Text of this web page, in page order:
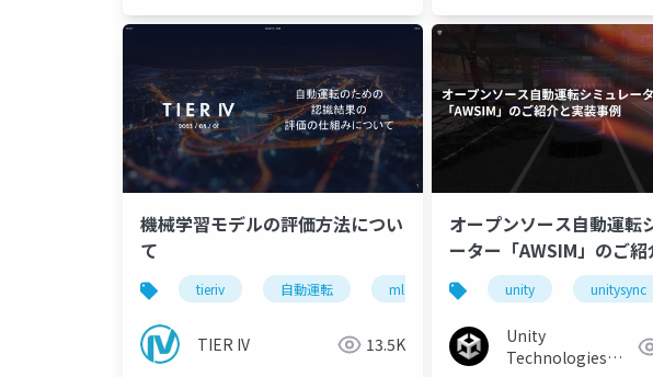
機械学習モデルの評価方法につい
て
tieriv 自動運転 mlops cloud
TIER IV 13.5K
オープンソース自動運転
ーター「AWSIM」のご紹
装事例unity unitysync
Unity
Technologies